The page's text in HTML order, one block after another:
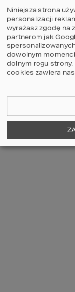
w
Musisz być
Niniejsza strona
personalizacji
wyrażasz zgodę na
partnerom jak
dowolnym
dolnym rogu strony.
cookies zawiera